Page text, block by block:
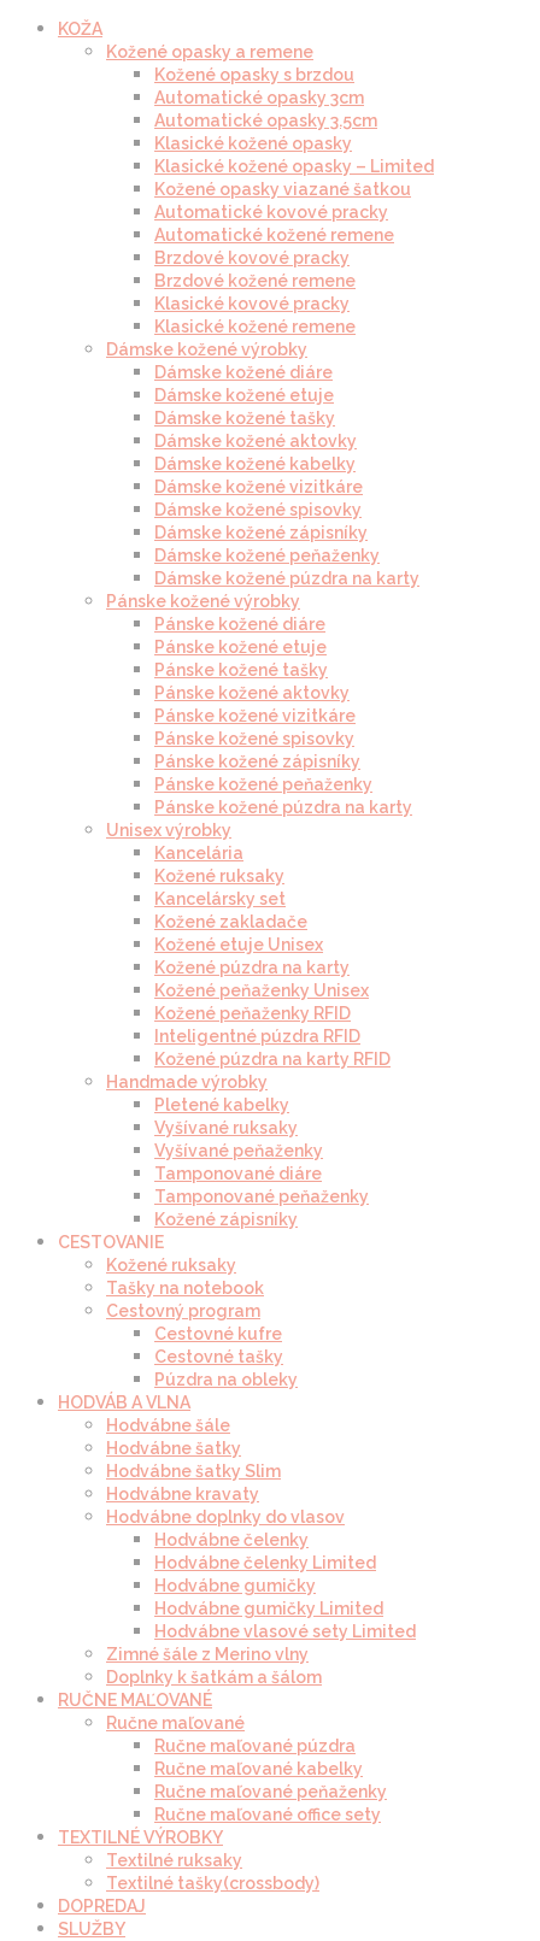
KOŽA
Kožené opasky a remene
Kožené opasky s brzdou
Automatické opasky 3cm
Automatické opasky 3.5cm
Klasické kožené opasky
Klasické kožené opasky – Limited
Kožené opasky viazané šatkou
Automatické kovové pracky
Automatické kožené remene
Brzdové kovové pracky
Brzdové kožené remene
Klasické kovové pracky
Klasické kožené remene
Dámske kožené výrobky
Dámske kožené diáre
Dámske kožené etuje
Dámske kožené tašky
Dámske kožené aktovky
Dámske kožené kabelky
Dámske kožené vizitkáre
Dámske kožené spisovky
Dámske kožené zápisníky
Dámske kožené peňaženky
Dámske kožené púzdra na karty
Pánske kožené výrobky
Pánske kožené diáre
Pánske kožené etuje
Pánske kožené tašky
Pánske kožené aktovky
Pánske kožené vizitkáre
Pánske kožené spisovky
Pánske kožené zápisníky
Pánske kožené peňaženky
Pánske kožené púzdra na karty
Unisex výrobky
Kancelária
Kožené ruksaky
Kancelársky set
Kožené zakladače
Kožené etuje Unisex
Kožené púzdra na karty
Kožené peňaženky Unisex
Kožené peňaženky RFID
Inteligentné púzdra RFID
Kožené púzdra na karty RFID
Handmade výrobky
Pletené kabelky
Vyšívané ruksaky
Vyšívané peňaženky
Tamponované diáre
Tamponované peňaženky
Kožené zápisníky
CESTOVANIE
Kožené ruksaky
Tašky na notebook
Cestovný program
Cestovné kufre
Cestovné tašky
Púzdra na obleky
HODVÁB A VLNA
Hodvábne šále
Hodvábne šatky
Hodvábne šatky Slim
Hodvábne kravaty
Hodvábne doplnky do vlasov
Hodvábne čelenky
Hodvábne čelenky Limited
Hodvábne gumičky
Hodvábne gumičky Limited
Hodvábne vlasové sety Limited
Zimné šále z Merino vlny
Doplnky k šatkám a šálom
RUČNE MAĽOVANÉ
Ručne maľované
Ručne maľované púzdra
Ručne maľované kabelky
Ručne maľované peňaženky
Ručne maľované office sety
TEXTILNÉ VÝROBKY
Textilné ruksaky
Textilné tašky(crossbody)
DOPREDAJ
SLUŽBY